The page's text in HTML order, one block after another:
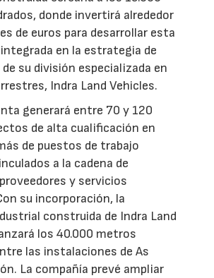
donde invertirá alrededor
de euros para desarrollar esta
en la estrategia de
su división especializada en
Indra Land Vehicles.
generará entre 70 y 120
de alta cualificación en
de puestos de trabajo
a la cadena de
y servicios
su incorporación, la
construida de Indra Land
los 40.000 metros
las instalaciones de As
La compañía prevé ampliar